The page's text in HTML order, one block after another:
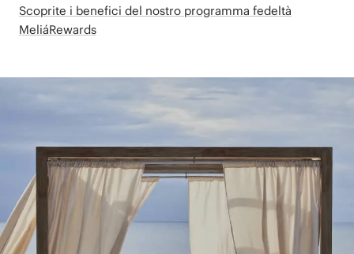
Scoprite i benefici del nostro programma fedeltà
MeliáRewards